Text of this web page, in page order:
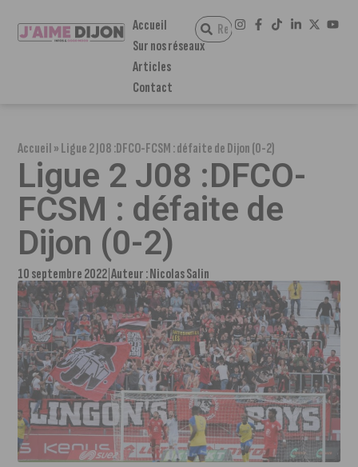
Accueil
Sur nos réseaux
Articles
Contact
Accueil»Ligue 2 J08 :DFCO-FCSM : défaite de Dijon (0-2)
Ligue 2 J08 :DFCO-
FCSM : défaite de
Dijon (0-2)
10 septembre 2022 Auteur :Nicolas Salin